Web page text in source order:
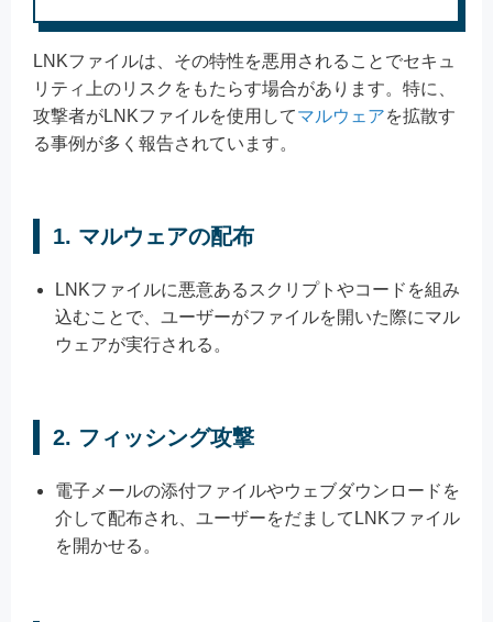
LNKファイルは、その特性を悪用されることでセキュ
リティ上のリスクをもたらす場合があります。特に、
攻撃者がLNKファイルを使用してマルウェアを拡散す
る事例が多く報告されています。
1. マルウェアの配布
LNKファイルに悪意あるスクリプトやコードを組み
込むことで、ユーザーがファイルを開いた際にマル
ウェアが実行される。
2. フィッシング攻撃
電子メールの添付ファイルやウェブダウンロードを
介して配布され、ユーザーをだましてLNKファイル
を開かせる。